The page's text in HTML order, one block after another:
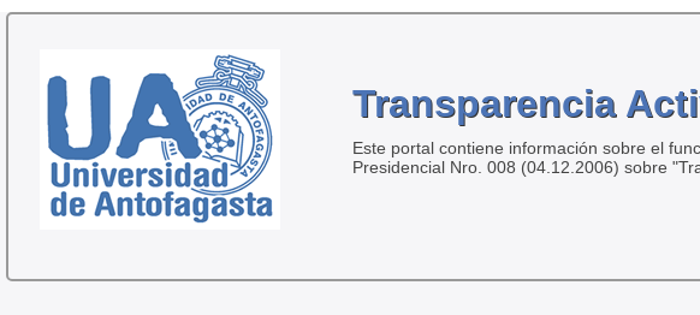
Transparencia
Este portal contiene información sobre el
Presidencial Nro. 008 (04.12.2006) sobre